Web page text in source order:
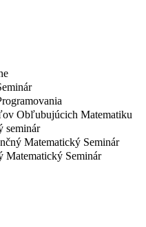
Obľubujúcich Matematiku
seminár
Matematický Seminár
Matematický Seminár